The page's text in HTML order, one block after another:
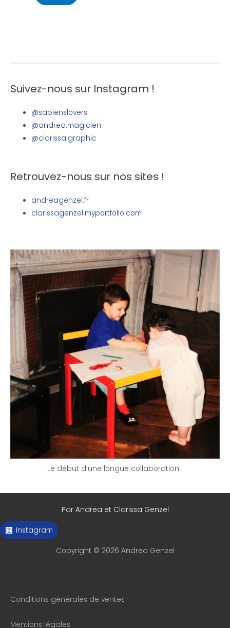
Suivez-nous sur Instagram !
@sapienslovers
@andrea.magicien
@clarissa.graphic
Retrouvez-nous sur nos sites !
andreagenzel.fr
clarissagenzel.myportfolio.com
Le début d’une longue collaboration !
Par Andrea et Clarissa Genzel
Instagram
Copyright © 2026 Andrea Genzel
Conditions générales de ventes
Mentions légales